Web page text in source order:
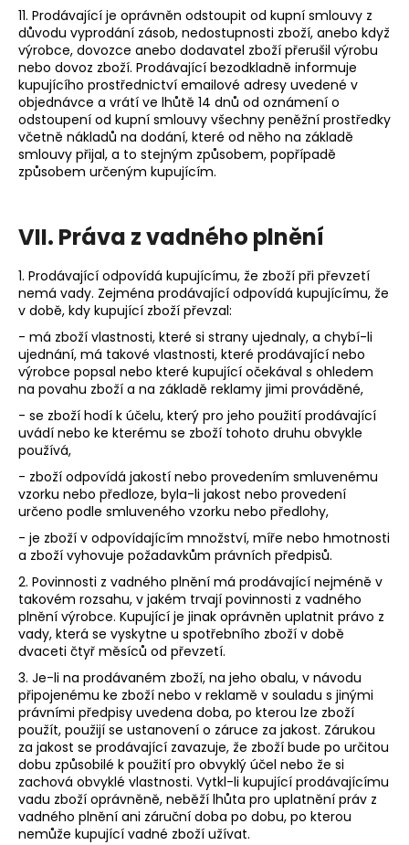
11. Prodávající je oprávněn odstoupit od kupní smlouvy z
důvodu vyprodání zásob, nedostupnosti zboží, anebo když
výrobce, dovozce anebo dodavatel zboží přerušil výrobu
nebo dovoz zboží. Prodávající bezodkladně informuje
kupujícího prostřednictví emailové adresy uvedené v
objednávce a vrátí ve lhůtě 14 dnů od oznámení o
odstoupení od kupní smlouvy všechny peněžní prostředky
včetně nákladů na dodání, které od něho na základě
smlouvy přijal, a to stejným způsobem, popřípadě
způsobem určeným kupujícím.
VII. Práva z vadného plnění
1. Prodávající odpovídá kupujícímu, že zboží při převzetí
nemá vady. Zejména prodávající odpovídá kupujícímu, že
v době, kdy kupující zboží převzal:
- má zboží vlastnosti, které si strany ujednaly, a chybí-li
ujednání, má takové vlastnosti, které prodávající nebo
výrobce popsal nebo které kupující očekával s ohledem
na povahu zboží a na základě reklamy jimi prováděné,
- se zboží hodí k účelu, který pro jeho použití prodávající
uvádí nebo ke kterému se zboží tohoto druhu obvykle
používá,
- zboží odpovídá jakostí nebo provedením smluvenému
vzorku nebo předloze, byla-li jakost nebo provedení
určeno podle smluveného vzorku nebo předlohy,
- je zboží v odpovídajícím množství, míře nebo hmotnosti
a zboží vyhovuje požadavkům právních předpisů.
2. Povinnosti z vadného plnění má prodávající nejméně v
takovém rozsahu, v jakém trvají povinnosti z vadného
plnění výrobce. Kupující je jinak oprávněn uplatnit právo z
vady, která se vyskytne u spotřebního zboží v době
dvaceti čtyř měsíců od převzetí.
3. Je-li na prodávaném zboží, na jeho obalu, v návodu
připojenému ke zboží nebo v reklamě v souladu s jinými
právními předpisy uvedena doba, po kterou lze zboží
použít, použijí se ustanovení o záruce za jakost. Zárukou
za jakost se prodávající zavazuje, že zboží bude po určitou
dobu způsobilé k použití pro obvyklý účel nebo že si
zachová obvyklé vlastnosti. Vytkl-li kupující prodávajícímu
vadu zboží oprávněně, neběží lhůta pro uplatnění práv z
vadného plnění ani záruční doba po dobu, po kterou
nemůže kupující vadné zboží užívat.